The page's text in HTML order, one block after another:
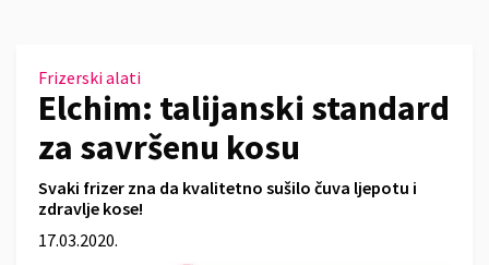
Frizerski alati
Elchim: talijanski standard
za savršenu kosu
Svaki frizer zna da kvalitetno sušilo čuva ljepotu i
zdravlje kose!
17.03.2020.